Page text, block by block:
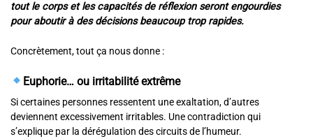
tout le corps et les capacités de réflexion seront engourdies
pour aboutir à des décisions beaucoup trop rapides.
Concrètement, tout ça nous donne :
Euphorie… ou irritabilité extrême
Si certaines personnes ressentent une exaltation, d’autres
deviennent excessivement irritables. Une contradiction qui
s’explique par la dérégulation des circuits de l’humeur.